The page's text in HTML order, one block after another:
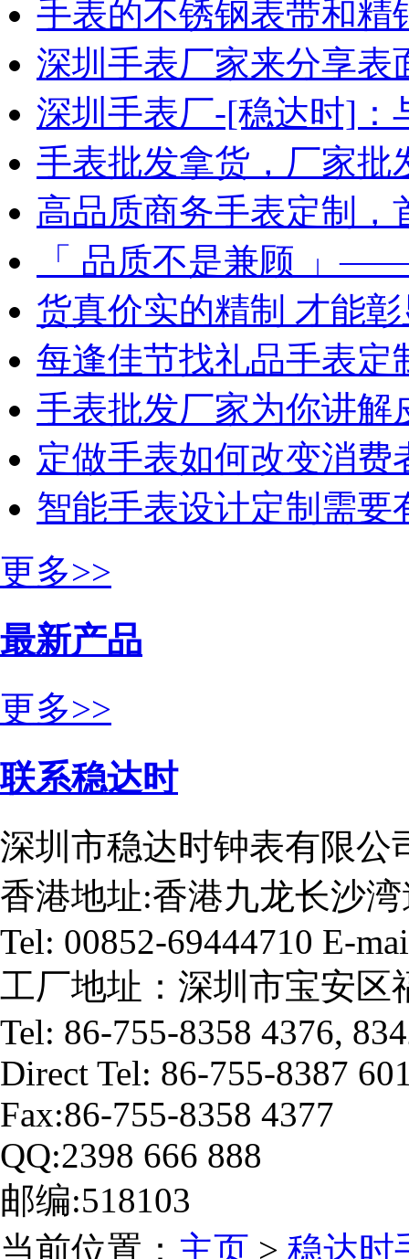
手表的不锈钢表带和精
深圳手表厂家来分享表
深圳手表厂-[稳达时]：
手表批发拿货，厂家批
高品质商务手表定制，
「 品质不是兼顾 」
货真价实的精制 才能
每逢佳节找礼品手表定
手表批发厂家为你讲解
定做手表如何改变消费
智能手表设计定制需要
更多>>
最新产品
更多>>
联系稳达时
深圳市稳达时钟表有限公
香港地址:香港九龙长沙
Tel: 00852-69444710 E-
工厂地址：深圳市宝安区
Tel: 86-755-8358 4376,
Direct Tel: 86-755-8387
Fax:86-755-8358 4377
QQ:2398 666 888
邮编:518103
当前位置： 主页 > 稳达时